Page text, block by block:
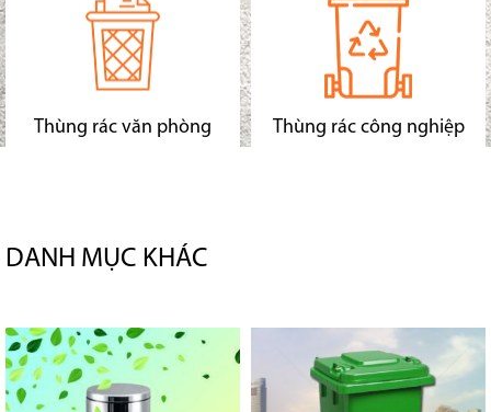
Thùng rác văn phòng Thùng rác công nghiệp
DANH MỤC KHÁC